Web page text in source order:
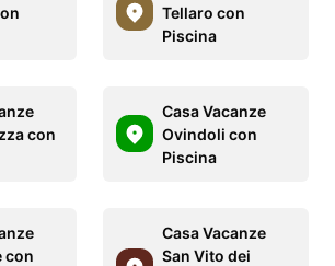
Tellaro con
Piscina
con
Casa Vacanze
Ovindoli con
Piscina
con
Casa Vacanze
San Vito dei